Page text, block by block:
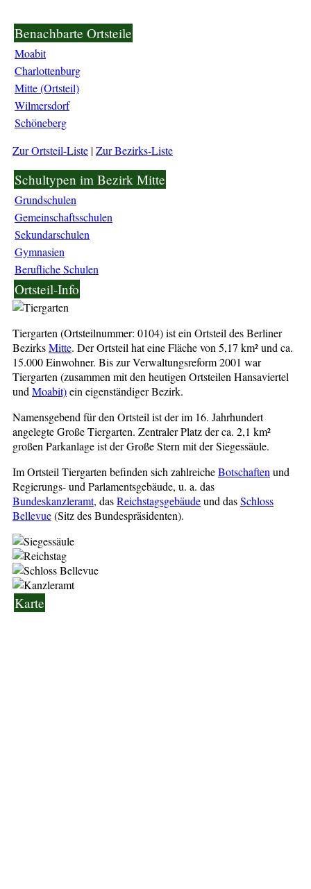
Benachbarte Ortsteile
Moabit
Charlottenburg
Mitte (Ortsteil)
Wilmersdorf
Schöneberg
Zur Ortsteil-Liste |Zur Bezirks-Liste
Schultypen im Bezirk Mitte
Grundschulen
Gemeinschaftsschulen
Sekundarschulen
Gymnasien
Berufliche Schulen
Ortsteil-Info
Tiergarten (Ortsteilnummer: 0104) ist ein Ortsteil des Berliner
BezirksMitte. Der Ortsteil hat eine Fläche von 5,17 km² und ca.
15.000 Einwohner. Bis zur Verwaltungsreform 2001 war
Tiergarten (zusammen mit den heutigen Ortsteilen Hansaviertel
und Moabit)ein eigenständiger Bezirk.
Namensgebend für den Ortsteil ist der im 16. Jahrhundert
angelegte Große Tiergarten. Zentraler Platz der ca. 2,1 km²
großen Parkanlage ist der Große Stern mit der Siegessäule.
Im Ortsteil Tiergarten befinden sich zahlreicheBotschaften und
Regierungs- und Parlamentsgebäude, u. a. das
Bundeskanzleramt, dasReichstagsgebäudeund dasSchloss
Bellevue(Sitz des Bundespräsidenten).
Karte